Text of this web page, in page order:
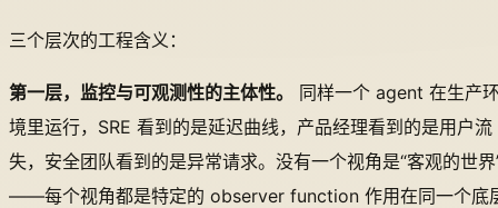
三个层次的工程含义：
第一层，监控与可观测性的主体性。
同样一个 agent 在生产
境里运行，SRE 看到的是延迟曲线，产品经理看到的是用户流
失，安全团队看到的是异常请求。没有一个视角是“客观的世界
——每个视角都是特定的 observer function 作用在同一个底